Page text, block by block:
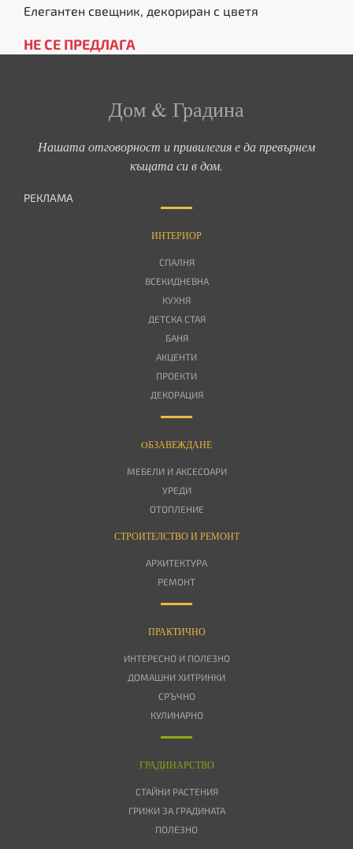
Елегантен свещник, декориран с цветя
НЕ СЕ ПРЕДЛАГА
Дом & Градина
Нашата отговорност и привилегия е да превърнем
къщата си в дом.
РЕКЛАМА
ИНТЕРИОР
СПАЛНЯ
ВСЕКИДНЕВНА
КУХНЯ
ДЕТСКА СТАЯ
БАНЯ
АКЦЕНТИ
ПРОЕКТИ
ДЕКОРАЦИЯ
OБЗАВЕЖДАНЕ
МЕБЕЛИ И АКСЕСОАРИ
УРЕДИ
ОТОПЛЕНИЕ
СТРОИТЕЛСТВО И РЕМОНТ
АРХИТЕКТУРА
РЕМОНТ
ПРАКТИЧНО
ИНТЕРЕСНО И ПОЛЕЗНО
ДОМАШНИ ХИТРИНКИ
СРЪЧНО
КУЛИНАРНО
ГРАДИНАРСТВО
СТАЙНИ РАСТЕНИЯ
ГРИЖИ ЗА ГРАДИНАТА
ПОЛЕЗНО